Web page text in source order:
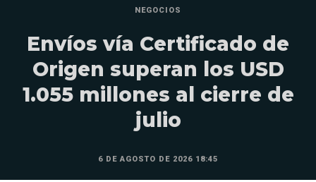
NEGOCIOS
Envíos vía Certificado de
Origen superan los USD
1.055 millones al cierre de
julio
6 DE AGOSTO DE 2026 18:45